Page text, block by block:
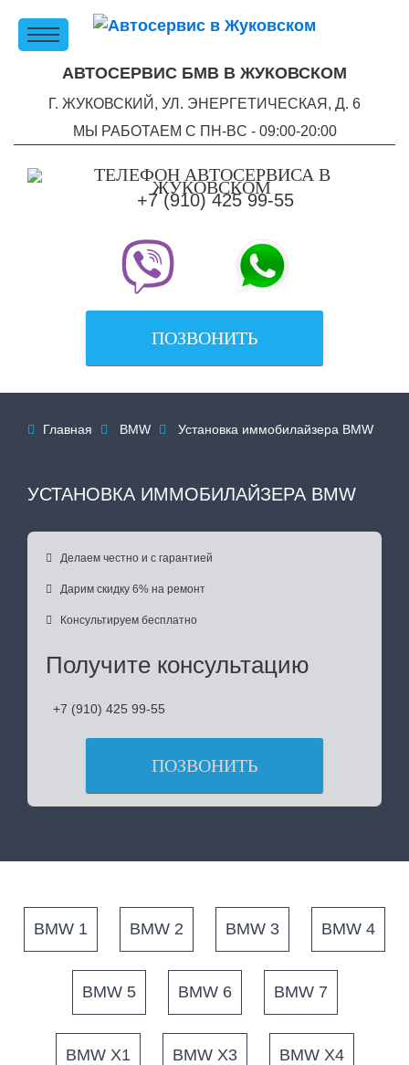
АВТОСЕРВИС БМВ В ЖУКОВСКОМ
Г. ЖУКОВСКИЙ, УЛ. ЭНЕРГЕТИЧЕСКАЯ, Д. 6
МЫ РАБОТАЕМ С ПН-ВC - 09:00-20:00
+7 (910) 425 99-55
ПОЗВОНИТЬ
 Главная  BMW  Установка иммобилайзера BMW
УСТАНОВКА ИММОБИЛАЙЗЕРА BMW
 Делаем честно и с гарантией
 Дарим скидку 6% на ремонт
 Консультируем бесплатно
Получите консультацию
+7 (910) 425 99-55
ПОЗВОНИТЬ
BMW 1 BMW 2 BMW 3 BMW 4
BMW 5 BMW 6 BMW 7
BMW X1 BMW X3 BMW X4